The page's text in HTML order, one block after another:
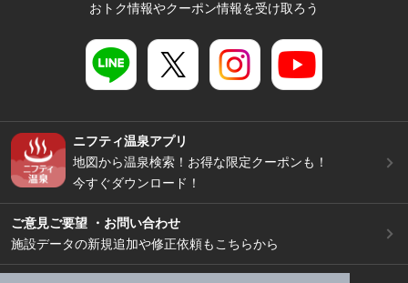
おトク情報やクーポン情報を受け取ろう
ニフティ温泉アプリ
地図から温泉検索！お得な限定クーポンも！
今すぐダウンロード！
ご意見ご要望 ・お問い合わせ
施設データの新規追加や修正依頼もこちらから